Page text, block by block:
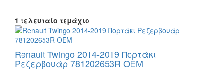
1 τελευταίο τεμάχιο
Renault Twingo 2014-2019 Πορτάκι
Ρεζερβουάρ 781202653R OEM